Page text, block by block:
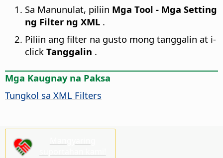
Sa Manunulat, piliin Mga Tool - Mga Setting
ng Filter ng XML .
Piliin ang filter na gusto mong tanggalin at i-
click Tanggalin .
Mga Kaugnay na Paksa
Tungkol sa XML Filters